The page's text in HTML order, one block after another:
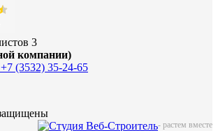
3
компании)
+7 (3532) 35-24-65
- растем вместе